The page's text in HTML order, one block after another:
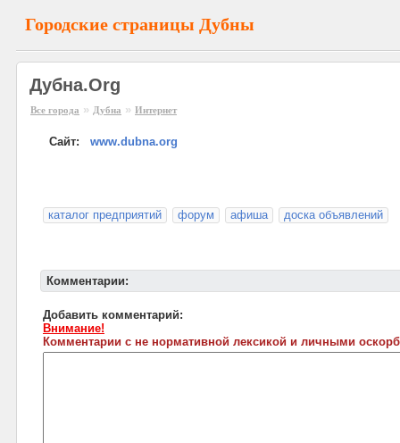
Городские страницы Дубны
Дубна.Org
Все города » Дубна » Интернет
Сайт: www.dubna.org
каталог предприятий форум афиша доска объявлений
Комментарии:
Добавить комментарий:
Внимание!
Комментарии с не нормативной лексикой и личными